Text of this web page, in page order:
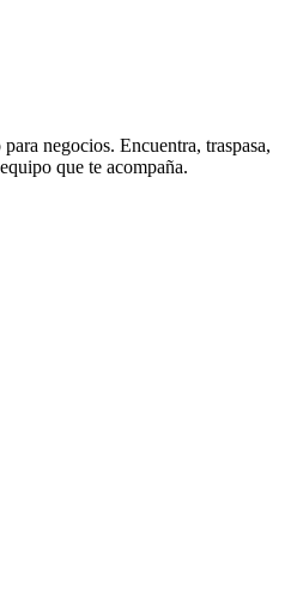
negocios. Encuentra, traspasa,
que te acompaña.